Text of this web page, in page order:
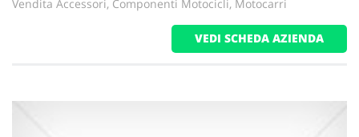
Vendita Accessori, Componenti Motocicli, Motocarri
VEDI SCHEDA AZIENDA